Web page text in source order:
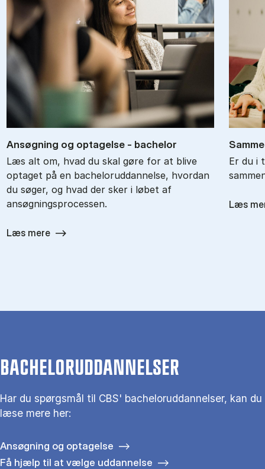
An­søg­ning og op­ta­gel­se - ba­chel­or
Læs alt om, hvad du skal gøre for at blive
optaget på en bacheloruddannelse, hvordan
du søger, og hvad der sker i løbet af
ansøgningsprocessen.
Læs mere
Er du i
Læs
BACHELORUDDANNELSER
Har du spørgsmål til CBS' bacheloruddannelser, kan du
læse mere her:
Ansøgning og optagelse
Få hjælp til at vælge uddannelse